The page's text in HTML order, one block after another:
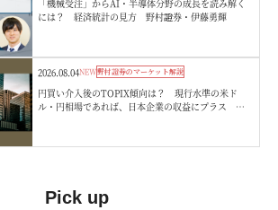
「機械受注」からAI・半導体分野の成長を読み解く
には？ 経済統計の見方 野村證券・伊藤勇輝
2026.08.04NEW野村證券のマーケット解説
円買い介入後のTOPIX傾向は？ 現行水準の米ド
ル・円相場であれば、日本企業の収益にプラス 野
Pick up